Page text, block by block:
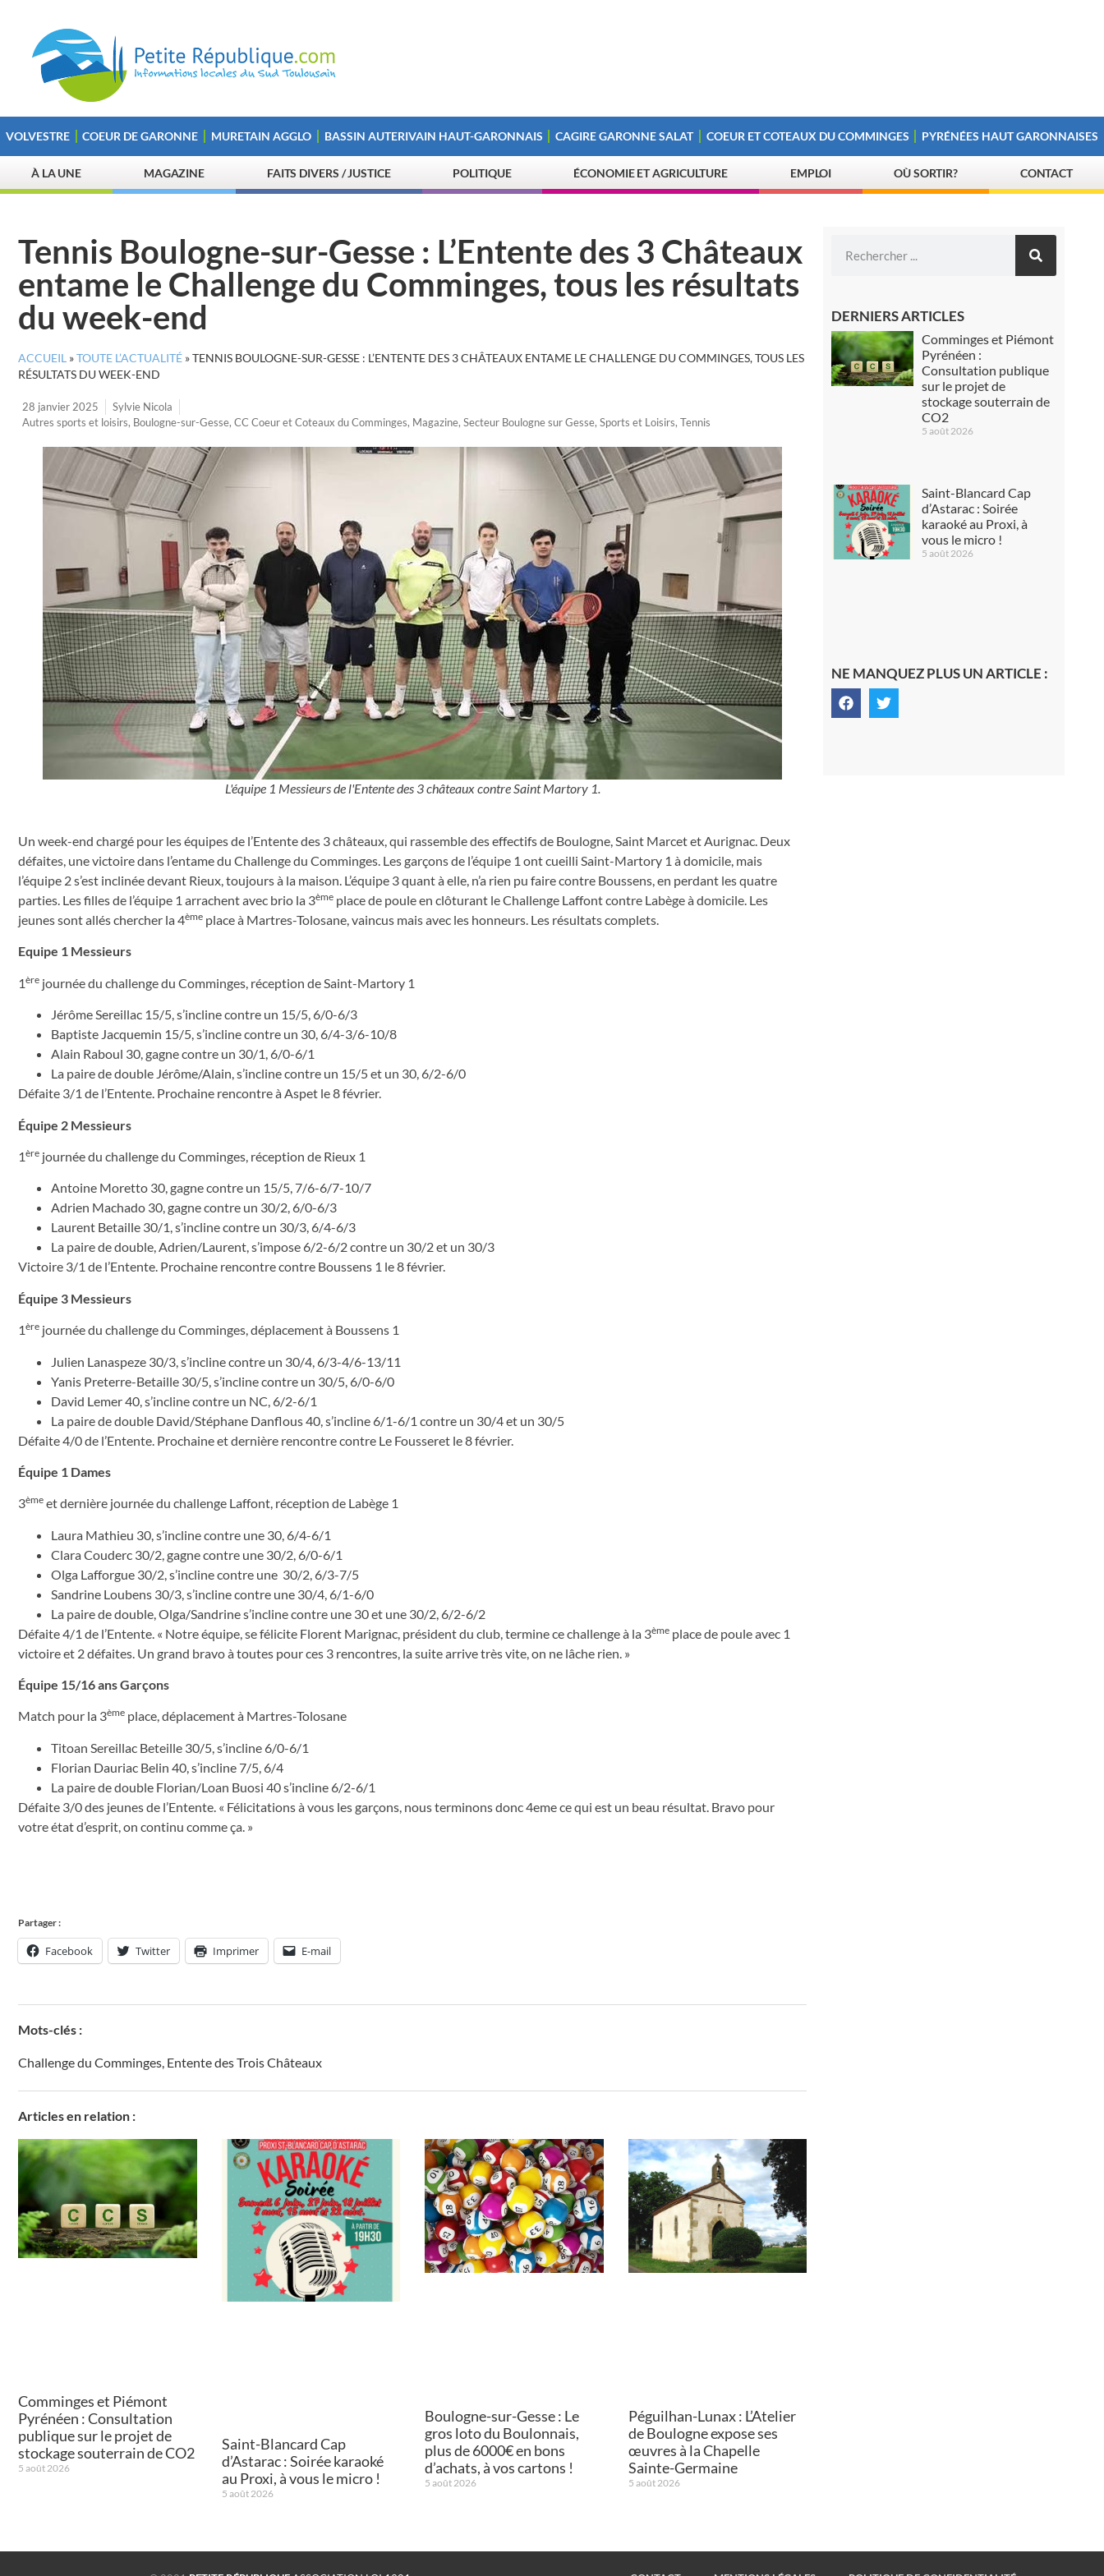
VOLVESTRE COEUR DE GARONNE MURETAIN AGGLO BASSIN AUTERIVAIN HAUT-GARONNAIS CAGIRE GARONNE SALAT COEUR ET COTEAUX DU COMMINGES PYRÉNÉES HAUT GARONNAISES
À LA UNE MAGAZINE FAITS DIVERS / JUSTICE POLITIQUE ÉCONOMIE ET AGRICULTURE EMPLOI OÙ SORTIR? CONTACT
Tennis Boulogne-sur-Gesse : L’Entente des 3 Châteaux
entame le Challenge du Comminges, tous les résultats
du week-end
ACCUEIL »TOUTE L’ACTUALITÉ »TENNIS BOULOGNE-SUR-GESSE : L’ENTENTE DES 3 CHÂTEAUX ENTAME LE CHALLENGE DU COMMINGES, TOUS LES
RÉSULTATS DU WEEK-END
28 janvier 2025
Sylvie Nicola
Autres sports et loisirs, Boulogne-sur-Gesse, CC Coeur et Coteaux du Comminges, Magazine, Secteur Boulogne sur Gesse, Sports et Loisirs, Tennis
L'équipe 1 Messieurs de l'Entente des 3 châteaux contre Saint Martory 1.
Un week-end chargé pour les équipes de l’Entente des 3 châteaux, qui rassemble des effectifs de Boulogne, Saint Marcet et Aurignac. Deux
défaites, une victoire dans l’entame du Challenge du Comminges. Les garçons de l’équipe 1 ont cueilli Saint-Martory 1 à domicile, mais
l’équipe 2 s’est inclinée devant Rieux, toujours à la maison. L’équipe 3 quant à elle, n’a rien pu faire contre Boussens, en perdant les quatre
parties. Les filles de l’équipe 1 arrachent avec brio la 3ème place de poule en clôturant le Challenge Laffont contre Labège à domicile. Les
jeunes sont allés chercher la 4ème place à Martres-Tolosane, vaincus mais avec les honneurs. Les résultats complets.
Equipe 1 Messieurs
1ère journée du challenge du Comminges, réception de Saint-Martory 1
Jérôme Sereillac 15/5, s’incline contre un 15/5, 6/0-6/3
Baptiste Jacquemin 15/5, s’incline contre un 30, 6/4-3/6-10/8
Alain Raboul 30, gagne contre un 30/1, 6/0-6/1
La paire de double Jérôme/Alain, s’incline contre un 15/5 et un 30, 6/2-6/0
Défaite 3/1 de l’Entente. Prochaine rencontre à Aspet le 8 février.
Équipe 2 Messieurs
1ère journée du challenge du Comminges, réception de Rieux 1
Antoine Moretto 30, gagne contre un 15/5, 7/6-6/7-10/7
Adrien Machado 30, gagne contre un 30/2, 6/0-6/3
Laurent Betaille 30/1, s’incline contre un 30/3, 6/4-6/3
La paire de double, Adrien/Laurent, s’impose 6/2-6/2 contre un 30/2 et un 30/3
Victoire 3/1 de l’Entente. Prochaine rencontre contre Boussens 1 le 8 février.
Équipe 3 Messieurs
1ère journée du challenge du Comminges, déplacement à Boussens 1
Julien Lanaspeze 30/3, s’incline contre un 30/4, 6/3-4/6-13/11
Yanis Preterre-Betaille 30/5, s’incline contre un 30/5, 6/0-6/0
David Lemer 40, s’incline contre un NC, 6/2-6/1
La paire de double David/Stéphane Danflous 40, s’incline 6/1-6/1 contre un 30/4 et un 30/5
Défaite 4/0 de l’Entente. Prochaine et dernière rencontre contre Le Fousseret le 8 février.
Équipe 1 Dames
3ème et dernière journée du challenge Laffont, réception de Labège 1
Laura Mathieu 30, s’incline contre une 30, 6/4-6/1
Clara Couderc 30/2, gagne contre une 30/2, 6/0-6/1
Olga Lafforgue 30/2, s’incline contre une 30/2, 6/3-7/5
Sandrine Loubens 30/3, s’incline contre une 30/4, 6/1-6/0
La paire de double, Olga/Sandrine s’incline contre une 30 et une 30/2, 6/2-6/2
Défaite 4/1 de l’Entente. « Notre équipe, se félicite Florent Marignac, président du club, termine ce challenge à la 3ème place de poule avec 1
victoire et 2 défaites. Un grand bravo à toutes pour ces 3 rencontres, la suite arrive très vite, on ne lâche rien. »
Équipe 15/16 ans Garçons
Match pour la 3ème place, déplacement à Martres-Tolosane
Titoan Sereillac Beteille 30/5, s’incline 6/0-6/1
Florian Dauriac Belin 40, s’incline 7/5, 6/4
La paire de double Florian/Loan Buosi 40 s’incline 6/2-6/1
Défaite 3/0 des jeunes de l’Entente. « Félicitations à vous les garçons, nous terminons donc 4eme ce qui est un beau résultat. Bravo pour
votre état d’esprit, on continu comme ça. »
Partager :
Facebook Twitter Imprimer E-mail
Mots-clés :
Challenge du Comminges, Entente des Trois Châteaux
Articles en relation :
Comminges et Piémont
Pyrénéen : Consultation
publique sur le projet de
stockage souterrain de CO2
5 août 2026
Saint-Blancard Cap
d’Astarac : Soirée karaoké
au Proxi, à vous le micro !
5 août 2026
Boulogne-sur-Gesse : Le
gros loto du Boulonnais,
plus de 6000€ en bons
d’achats, à vos cartons !
5 août 2026
Péguilhan-Lunax : L’Atelier
de Boulogne expose ses
œuvres à la Chapelle
Sainte-Germaine
5 août 2026
DERNIERS ARTICLES
Comminges et Piémont
Pyrénéen :
Consultation publique
sur le projet de
stockage souterrain de
CO2
5 août 2026
Saint-Blancard Cap
d’Astarac : Soirée
karaoké au Proxi, à
vous le micro !
5 août 2026
NE MANQUEZ PLUS UN ARTICLE :